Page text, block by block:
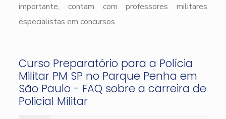
importante, contam com professores militares
especialistas em concursos.
Curso Preparatório para a Polícia
Militar PM SP no Parque Penha em
São Paulo - FAQ sobre a carreira de
Policial Militar